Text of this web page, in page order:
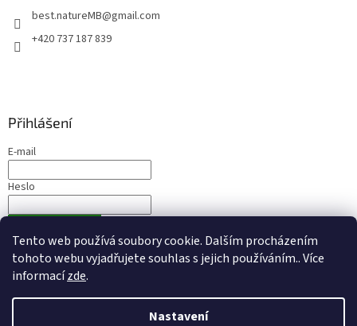
Tento web používá soubory cookie. Dalším procházením
tohoto webu vyjadřujete souhlas s jejich používáním.. Více
informacízde.
Nastavení
best.natureMB@gmail.com
+420 737 187 839
Přihlášení
E-mail
Heslo
Nová registraceZapomenuté heslo
Vytvořil Shoptet